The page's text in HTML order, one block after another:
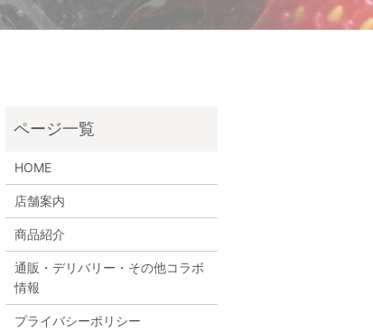
HOME
店舗案内
商品紹介
通販・デリバリー・その他コラボ
情報
プライバシーポリシー